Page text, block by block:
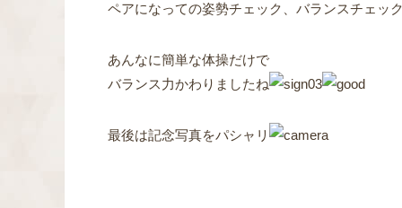
ペアになっての姿勢チェック、バランスチェッ
あんなに簡単な体操だけで
バランス力かわりましたね
最後は記念写真をパシャリ